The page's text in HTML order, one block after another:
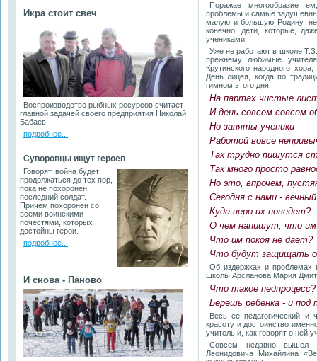
Икра стоит свеч
Воспроизводство рыбных ресурсов считает
главной задачей своего предприятия Николай
Бабаев
подробнее...
Суворовцы ищут героев
Говорят, война будет
продолжаться до тех пор,
пока не похоронен
последний солдат.
Причем похоронен со
всеми воинскими
почестями, которых
достойны герои.
подробнее...
И снова - Паново
Поражает многообразие
проблемы и самые
малую и большую Родину,
конечно, дети, которые,
учениками.
Уже не работают в школе
прежнему любимые
Крутинского народного
День лицея, когда по
гимном этого дня:
На партах чистые
И день совсем-совсем
Но заняты ученики
Работой вовсе
Так трудно пишутся
Так много просто
Но это, впрочем,
Сегодня с нами -
Куда перо их поведет?
О чем напишут, что им
Что им покоя не дает?
Что будут защищать
Об издержках и проблемах
школы Арсланова Мария
Что такое педпроцесс?
Берешь ребенка - и под
Весь ее педагогический и
красоту и достоинство
учитель и, как говорят о ней
Совсем недавно вышел
Леонидовича Михайлина